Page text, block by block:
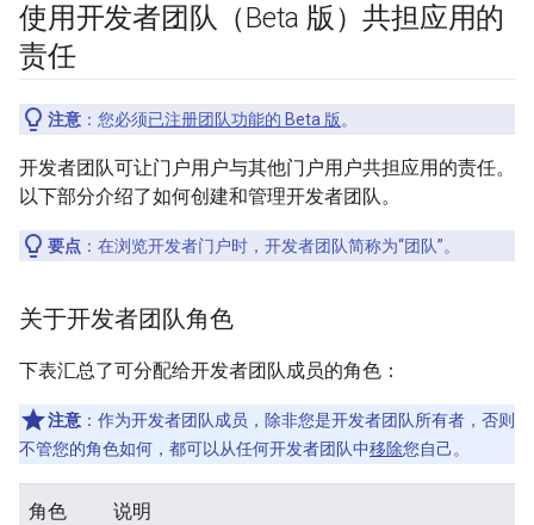
使用开发者团队（Beta 版）共担应用的
责任
注意 ：您必须已注册团队功能的 Beta 版。
开发者团队可让门户用户与其他门户用户共担应用的责任。
以下部分介绍了如何创建和管理开发者团队。
要点 ：在浏览开发者门户时，开发者团队简称为“团队”。
关于开发者团队角色
下表汇总了可分配给开发者团队成员的角色：
注意 ：作为开发者团队成员，除非您是开发者团队所有者，否则
不管您的角色如何，都可以从任何开发者团队中移除您自己。
角色 说明